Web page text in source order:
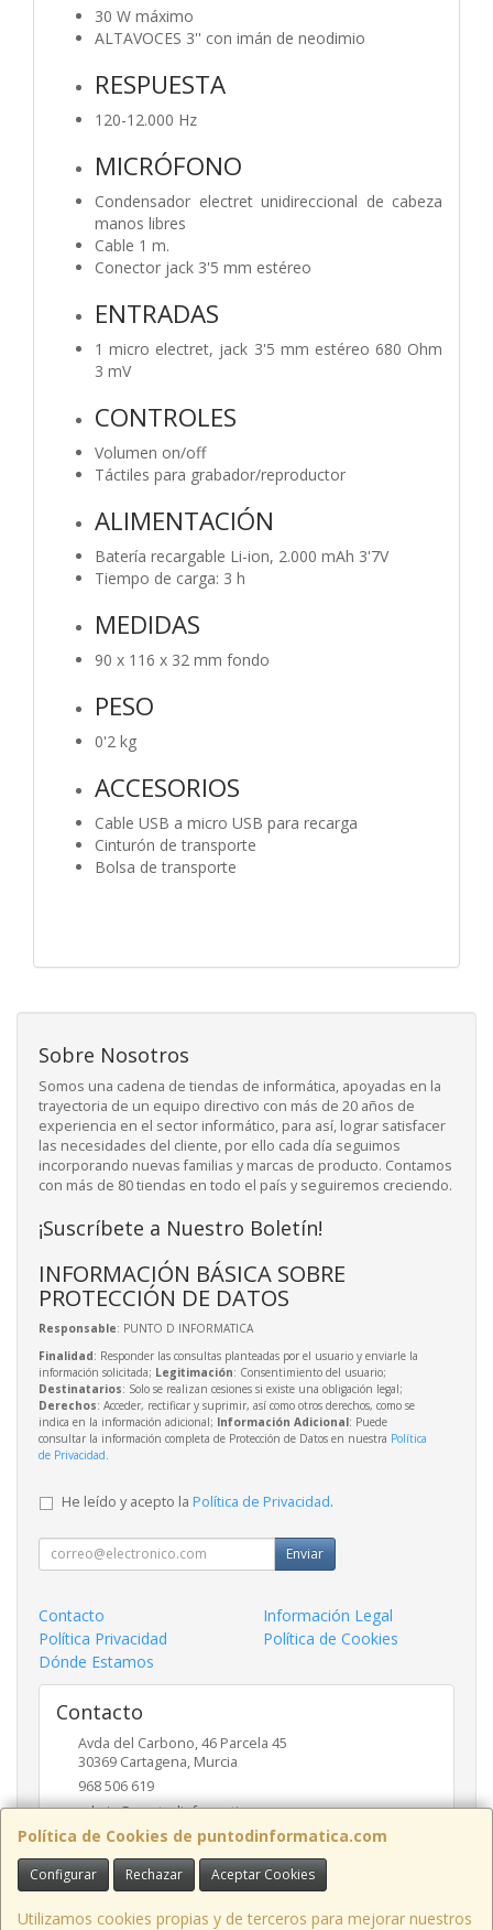
30 W máximo
ALTAVOCES 3'' con imán de neodimio
RESPUESTA
120-12.000 Hz
MICRÓFONO
Condensador electret unidireccional de cabeza
manos libres
Cable 1 m.
Conector jack 3'5 mm estéreo
ENTRADAS
1 micro electret, jack 3'5 mm estéreo 680 Ohm
3 mV
CONTROLES
Volumen on/off
Táctiles para grabador/reproductor
ALIMENTACIÓN
Batería recargable Li-ion, 2.000 mAh 3'7V
Tiempo de carga: 3 h
MEDIDAS
90 x 116 x 32 mm fondo
PESO
0'2 kg
ACCESORIOS
Cable USB a micro USB para recarga
Cinturón de transporte
Bolsa de transporte
Política de Cookies de puntodinformatica.com
Configurar Rechazar Aceptar Cookies
Utilizamos cookies propias y de terceros para mejorar nuestros
Sobre Nosotros
Somos una cadena de tiendas de informática, apoyadas en la
trayectoria de un equipo directivo con más de 20 años de
experiencia en el sector informático, para así, lograr satisfacer
las necesidades del cliente, por ello cada día seguimos
incorporando nuevas familias y marcas de producto. Contamos
con más de 80 tiendas en todo el país y seguiremos creciendo.
¡Suscríbete a Nuestro Boletín!
INFORMACIÓN BÁSICA SOBRE
PROTECCIÓN DE DATOS
Responsable: PUNTO D INFORMATICA
Finalidad: Responder las consultas planteadas por el usuario y enviarle la
información solicitada; Legitimación: Consentimiento del usuario;
Destinatarios: Solo se realizan cesiones si existe una obligación legal;
Derechos: Acceder, rectificar y suprimir, así como otros derechos, como se
indica en la información adicional; Información Adicional: Puede
consultar la información completa de Protección de Datos en nuestra Política
de Privacidad
He leído y acepto la Política de Privacidad.
Enviar
Contacto
Información Legal
Política Privacidad
Política de Cookies
Dónde Estamos
Contacto
Avda del Carbono, 46 Parcela 45
30369 Cartagena, Murcia
968 506 619
admin@puntodinformatica.com
Horario
09:30h a 14:00h y de 16:30h a 20:00h